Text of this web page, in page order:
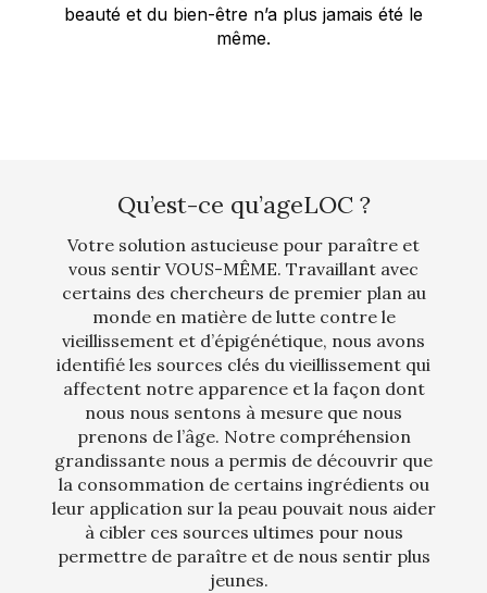
beauté et du bien-être n’a plus jamais été le
même.
Qu’est-ce qu’ageLOC ?
Votre solution astucieuse pour paraître et
vous sentir VOUS-MÊME. Travaillant avec
certains des chercheurs de premier plan au
monde en matière de lutte contre le
vieillissement et d’épigénétique, nous avons
identifié les sources clés du vieillissement qui
affectent notre apparence et la façon dont
nous nous sentons à mesure que nous
prenons de l’âge. Notre compréhension
grandissante nous a permis de découvrir que
la consommation de certains ingrédients ou
leur application sur la peau pouvait nous aider
à cibler ces sources ultimes pour nous
permettre de paraître et de nous sentir plus
jeunes.